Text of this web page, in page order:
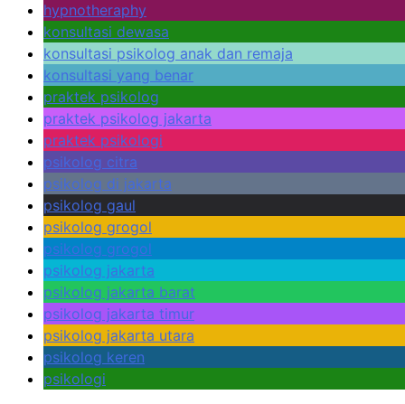
hypnotheraphy
konsultasi dewasa
konsultasi psikolog anak dan remaja
konsultasi yang benar
praktek psikolog
praktek psikolog jakarta
praktek psikologi
psikolog citra
psikolog di jakarta
psikolog gaul
psikolog grogol
psikolog grogol
psikolog jakarta
psikolog jakarta barat
psikolog jakarta timur
psikolog jakarta utara
psikolog keren
psikologi